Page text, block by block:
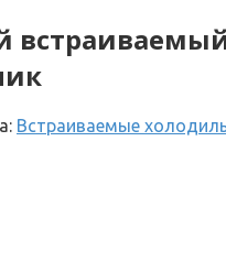
Встраиваемые